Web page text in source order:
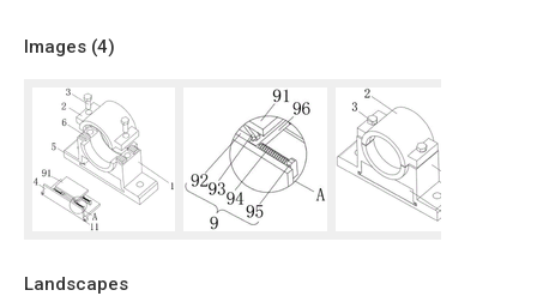
Images (4)
Landscapes